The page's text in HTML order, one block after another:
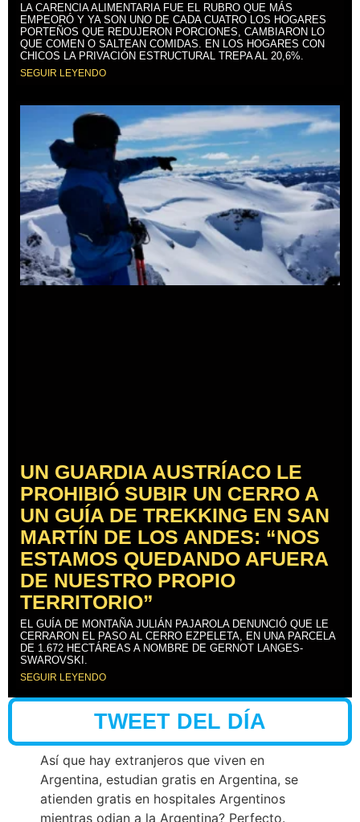
LA CARENCIA ALIMENTARIA FUE EL RUBRO QUE MÁS
EMPEORÓ Y YA SON UNO DE CADA CUATRO LOS HOGARES
PORTEÑOS QUE REDUJERON PORCIONES, CAMBIARON LO
QUE COMEN O SALTEAN COMIDAS. EN LOS HOGARES CON
CHICOS LA PRIVACIÓN ESTRUCTURAL TREPA AL 20,6%.
SEGUIR LEYENDO
UN GUARDIA AUSTRÍACO LE
PROHIBIÓ SUBIR UN CERRO A
UN GUÍA DE TREKKING EN SAN
MARTÍN DE LOS ANDES: “NOS
ESTAMOS QUEDANDO AFUERA
DE NUESTRO PROPIO
TERRITORIO”
EL GUÍA DE MONTAÑA JULIÁN PAJAROLA DENUNCIÓ QUE LE
CERRARON EL PASO AL CERRO EZPELETA, EN UNA PARCELA
DE 1.672 HECTÁREAS A NOMBRE DE GERNOT LANGES-
SWAROVSKI.
SEGUIR LEYENDO
TWEET DEL DÍA
Así que hay extranjeros que viven en
Argentina, estudian gratis en Argentina, se
atienden gratis en hospitales Argentinos
mientras odian a la Argentina? Perfecto.